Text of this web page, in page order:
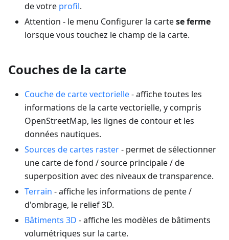
de votre profil.
Attention - le menu Configurer la cartese ferme
lorsque vous touchez le champ de la carte.
Couches de la carte
Couche de carte vectorielle- affiche toutes les
informations de la carte vectorielle, y compris
OpenStreetMap, les lignes de contour et les
données nautiques.
Sources de cartes raster- permet de sélectionner
une carte de fond / source principale / de
superposition avec des niveaux de transparence.
Terrain - affiche les informations de pente /
d'ombrage, le relief 3D.
Bâtiments 3D - affiche les modèles de bâtiments
volumétriques sur la carte.